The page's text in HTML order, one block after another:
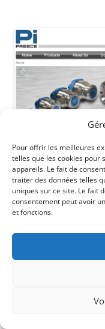
Pour offrir les meilleures
telles que les cookies pour
appareils. Le fait de
traiter des données telles
uniques sur ce site. Le fait
consentement peut avoir
et fonctions.